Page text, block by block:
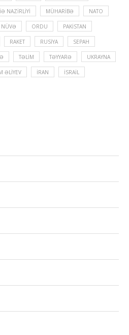
NAZIRLIYI MÜHARIBƏ NATO
NÜVƏ ORDU PAKISTAN
RAKET RUSIYA SEPAH
TƏLIM TƏYYARƏ UKRAYNA
ƏLIYEV İRAN İSRAIL